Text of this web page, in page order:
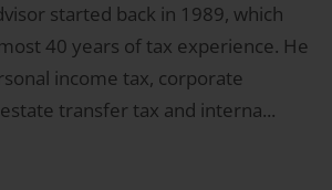
started back in 1989, which
40 years of tax experience. He
income tax, corporate
transfer tax and interna...